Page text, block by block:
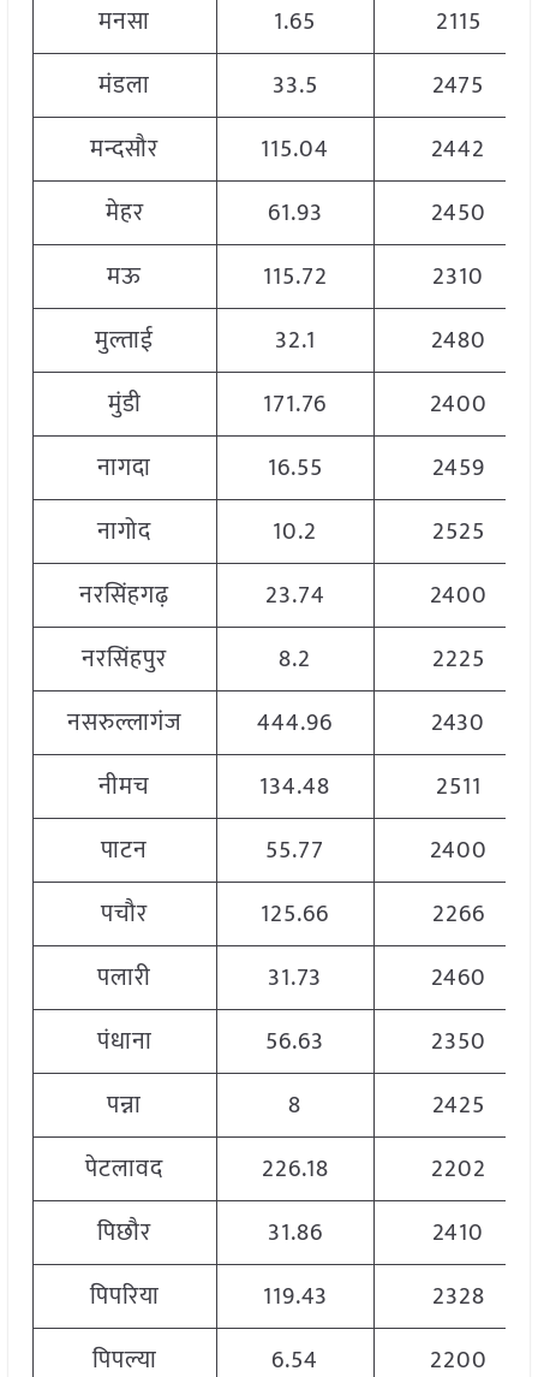
मनसा
1.65
2115
मंडला
33.5
2475
मन्दसौर
115.04
2442
मेहर
61.93
2450
मऊ
115.72
2310
मुल्ताई
32.1
2480
मुंडी
171.76
2400
नागदा
16.55
2459
नागोद
10.2
2525
नरसिंहगढ़
23.74
2400
नरसिंहपुर
8.2
2225
नसरुल्लागंज
444.96
2430
नीमच
134.48
2511
पाटन
55.77
2400
पचौर
125.66
2266
पलारी
31.73
2460
पंधाना
56.63
2350
पन्ना
8
2425
पेटलावद
226.18
2202
पिछौर
31.86
2410
पिपरिया
119.43
2328
पिपल्या
6.54
2200